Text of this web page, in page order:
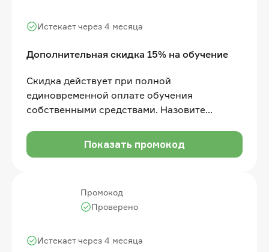
Дополнительная скидка 15% на обучение
Истекает через 4 месяца
Скидка действует при полной
единовременной оплате обучения
собственными средствами. Назовите
оплатой. (кроме направления Высшего
образования)
Показать промокод
Промокод
Истекает через 4 месяца
Проверено